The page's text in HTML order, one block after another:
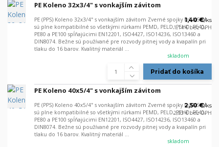
PE Koleno 32x3/4" s vonkajším závitom
PE (PPS) Koleno 32x3/4" s vonkajším závitom Zverné spojky DONSEN
sú plne kompatibilné so všetkými rúrkami PEMD, PELD, PEHD, PE40,
PE80 a PE100 spĺňajúcimi EN12201, ISO4427, ISO14236, ISO13460 a
DIN8074. Bežne sú používané pre rozvody pitnej vody a kvapalín pri
tlaku do 16 barov. Kvalitný materiál ...
1,40 €/ks
1,14 €bez DPH
skladom
Pridať do košíka
PE Koleno 40x5/4" s vonkajším závitom
PE (PPS) Koleno 40x5/4" s vonkajším závitom Zverné spojky DONSEN
sú plne kompatibilné so všetkými rúrkami PEMD, PELD, PEHD, PE40,
PE80 a PE100 spĺňajúcimi EN12201, ISO4427, ISO14236, ISO13460 a
DIN8074. Bežne sú používané pre rozvody pitnej vody a kvapalín pri
tlaku do 16 barov. Kvalitný materiál ...
2,50 €/ks
2,03 €bez DPH
skladom